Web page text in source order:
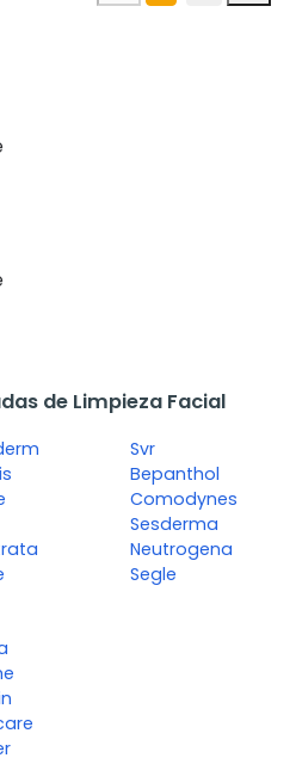
de Limpieza Facial
Svr
Bepanthol
Comodynes
Sesderma
Neutrogena
Segle